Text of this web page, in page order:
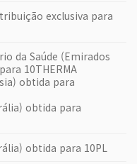
exclusiva para
da Saúde (Emirados
10THERMA
obtida para
obtida para
obtida para 10PL